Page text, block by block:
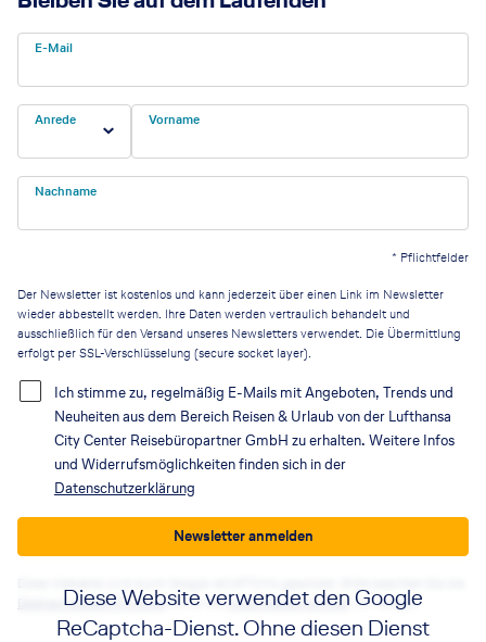
E-Mail
Anrede Vorname
Nachname
* Pflichtfelder
Der Newsletter ist kostenlos und kann jederzeit über einen Link im Newsletter
wieder abbestellt werden. Ihre Daten werden vertraulich behandelt und
ausschließlich für den Versand unseres Newsletters verwendet. Die Übermittlung
erfolgt per SSL-Verschlüsselung (secure socket layer).
Ich stimme zu, regelmäßig E-Mails mit Angeboten, Trends und
Neuheiten aus dem Bereich Reisen & Urlaub von der Lufthansa
City Center Reisebüropartner GmbH zu erhalten. Weitere Infos
und Widerrufsmöglichkeiten finden sich in der
Datenschutzerklärung
Newsletter anmelden
Diese Website verwendet den Google
ReCaptcha-Dienst. Ohne diesen Dienst
Datenschutzbestimmungensowie dieNutzungsbedingungen von Google.